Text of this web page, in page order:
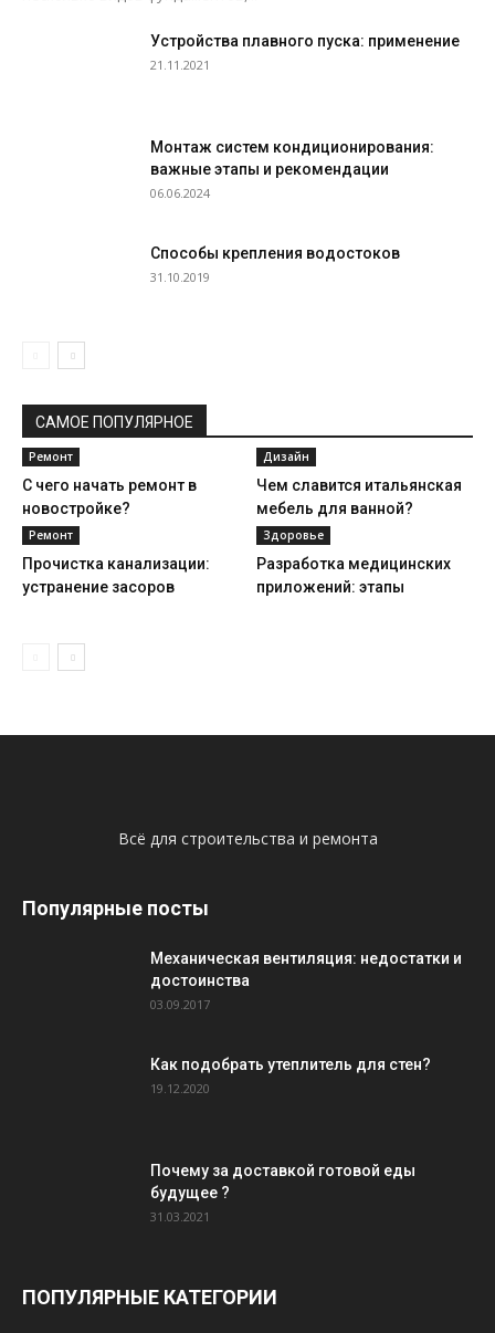
Устройства плавного пуска: применение
21.11.2021
Монтаж систем кондиционирования:
важные этапы и рекомендации
06.06.2024
Способы крепления водостоков
31.10.2019
САМОЕ ПОПУЛЯРНОЕ
Ремонт
С чего начать ремонт в
новостройке?
Дизайн
Чем славится итальянская
мебель для ванной?
Ремонт
Прочистка канализации:
устранение засоров
Здоровье
Разработка медицинских
приложений: этапы
Всё для строительства и ремонта
Популярные посты
Механическая вентиляция: недостатки и
достоинства
03.09.2017
Как подобрать утеплитель для стен?
19.12.2020
Почему за доставкой готовой еды
будущее ?
31.03.2021
ПОПУЛЯРНЫЕ КАТЕГОРИИ